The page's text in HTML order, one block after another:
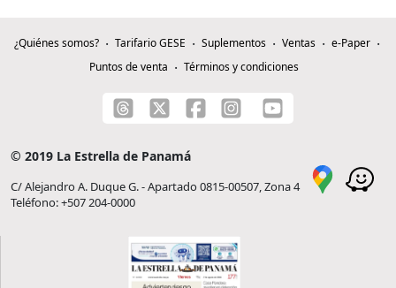
¿Quiénes somos? Tarifario GESE Suplementos Ventas
e-Paper
Puntos de venta
Términos y condiciones
© 2019 La Estrella de Panamá
C/ Alejandro A. Duque G. - Apartado 0815-00507, Zona 4
Teléfono: +507 204-0000